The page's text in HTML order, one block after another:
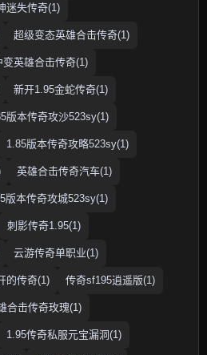
迷失传奇(1)
超级变态英雄合击传奇(1)
变英雄合击传奇(1)
新开1.95金蛇传奇(1)
版本传奇攻沙523sy(1)
1.85版本传奇攻略523sy(1)
英雄合击传奇汽车(1)
版本传奇攻城523sy(1)
刺影传奇1.95(1)
云游传奇单职业(1)
的传奇(1) 传奇sf195逍遥版(1)
合击传奇玫瑰(1)
1.95传奇私服元宝漏洞(1)